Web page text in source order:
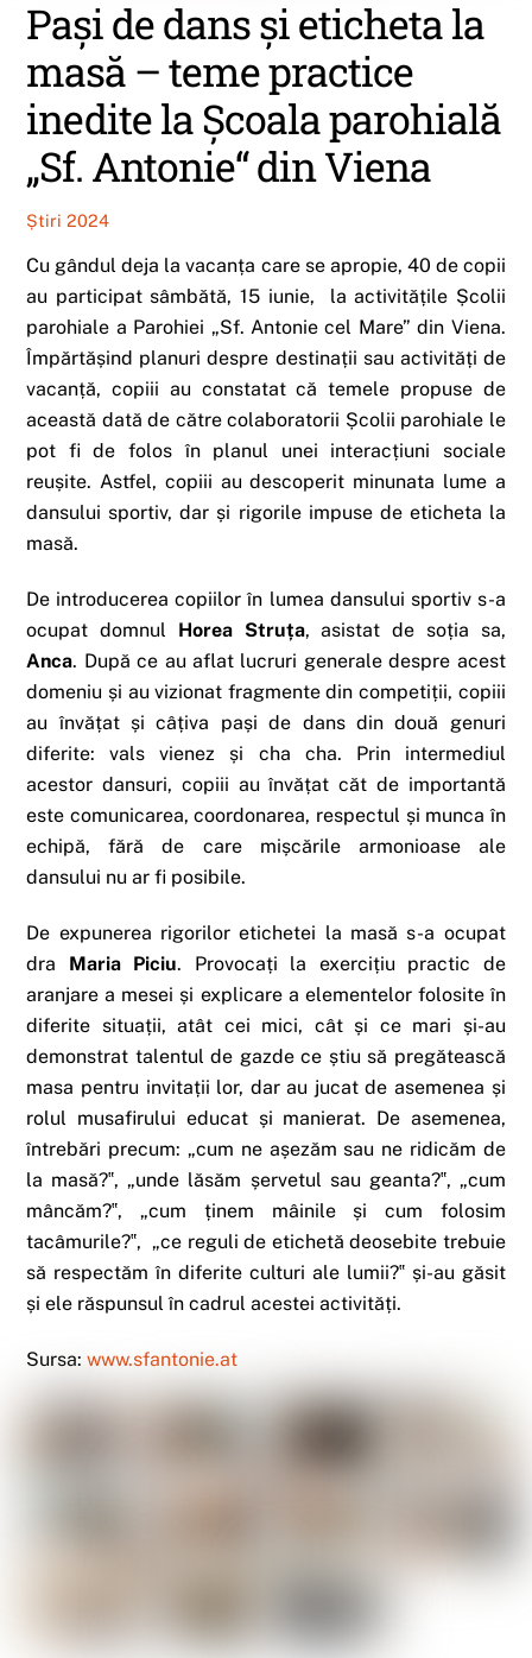
Pași de dans și eticheta la
masă – teme practice
inedite la Școala parohială
„Sf. Antonie“ din Viena
Știri 2024
Cu gândul deja la vacanța care se apropie, 40 de copii
au participat sâmbătă, 15 iunie, la activitățile Școlii
parohiale a Parohiei „Sf. Antonie cel Mare” din Viena.
Împărtășind planuri despre destinații sau activități de
vacanță, copiii au constatat că temele propuse de
această dată de către colaboratorii Școlii parohiale le
pot fi de folos în planul unei interacțiuni sociale
reușite. Astfel, copiii au descoperit minunata lume a
dansului sportiv, dar și rigorile impuse de eticheta la
masă.
De introducerea copiilor în lumea dansului sportiv s-a
ocupat domnul Horea Struța, asistat de soția sa,
Anca. După ce au aflat lucruri generale despre acest
domeniu și au vizionat fragmente din competiții, copiii
au învățat și câțiva pași de dans din două genuri
diferite: vals vienez și cha cha. Prin intermediul
acestor dansuri, copiii au învățat căt de importantă
este comunicarea, coordonarea, respectul și munca în
echipă, fără de care mișcările armonioase ale
dansului nu ar fi posibile.
De expunerea rigorilor etichetei la masă s-a ocupat
dra Maria Piciu. Provocați la exercițiu practic de
aranjare a mesei și explicare a elementelor folosite în
diferite situații, atât cei mici, cât și ce mari și-au
demonstrat talentul de gazde ce știu să pregătească
masa pentru invitații lor, dar au jucat de asemenea și
rolul musafirului educat și manierat. De asemenea,
întrebări precum: „cum ne așezăm sau ne ridicăm de
la masă?‟, „unde lăsăm șervetul sau geanta?‟, „cum
mâncăm?‟, „cum ținem mâinile și cum folosim
tacâmurile?‟, „ce reguli de etichetă deosebite trebuie
să respectăm în diferite culturi ale lumii?‟ și-au găsit
și ele răspunsul în cadrul acestei activități.
Sursa:www.sfantonie.at